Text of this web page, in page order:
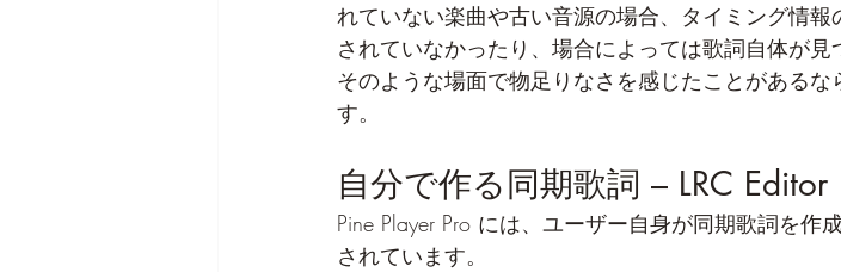
れていない楽曲や古い音源の場合、タイミング情
されていなかったり、場合によっては歌詞自体が見
そのような場面で物足りなさを感じたことがあるな
す。
自分で作る同期歌詞 – LRC Editor
Pine Player Pro には、ユーザー自身が同期歌詞を作
されています。